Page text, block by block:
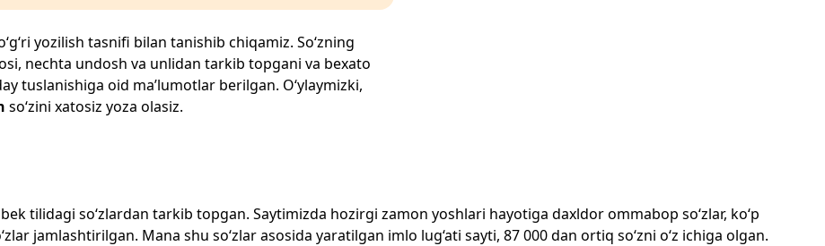
yozilish tasnifi bilan tanishib chiqamiz. So‘zning
nechta undosh va unlidan tarkib topgani va bexato
tuslanishiga oid ma’lumotlar berilgan. O‘ylaymizki,
so‘zini xatosiz yoza olasiz.
tilidagi so‘zlardan tarkib topgan. Saytimizda hozirgi zamon yoshlari hayotiga daxldor ommabop so‘zlar, ko‘p
jamlashtirilgan. Mana shu so‘zlar asosida yaratilgan imlo lug‘ati sayti, 87 000 dan ortiq so‘zni o‘z ichiga olgan.